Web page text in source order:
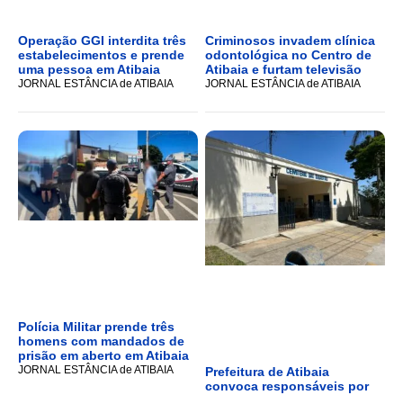
Operação GGI interdita três
estabelecimentos e prende
uma pessoa em Atibaia
JORNAL ESTÂNCIA de ATIBAIA
Criminosos invadem clínica
odontológica no Centro de
Atibaia e furtam televisão
JORNAL ESTÂNCIA de ATIBAIA
Polícia Militar prende três
homens com mandados de
prisão em aberto em Atibaia
JORNAL ESTÂNCIA de ATIBAIA
Prefeitura de Atibaia
convoca responsáveis por